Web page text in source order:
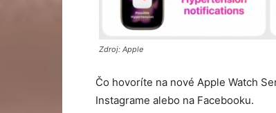
Zdroj: Apple
Čo hovoríte na nové Apple Watch
Instagrame alebo na Facebooku.